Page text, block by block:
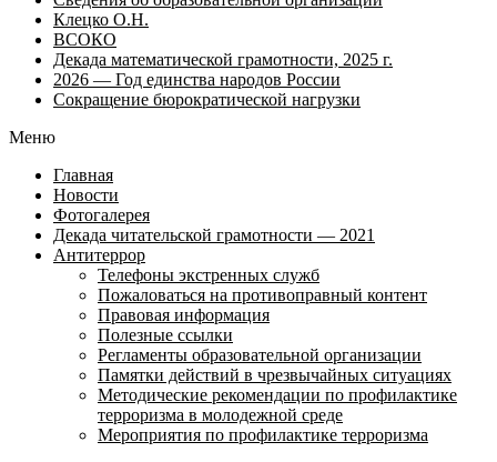
Клецко О.Н.
ВСОКО
Декада математической грамотности, 2025 г.
2026 — Год единства народов России
Сокращение бюрократической нагрузки
Меню
Главная
Новости
Фотогалерея
Декада читательской грамотности — 2021
Антитеррор
Телефоны экстренных служб
Пожаловаться на противоправный контент
Правовая информация
Полезные ссылки
Регламенты образовательной организации
Памятки действий в чрезвычайных ситуациях
Методические рекомендации по профилактике
терроризма в молодежной среде
Мероприятия по профилактике терроризма